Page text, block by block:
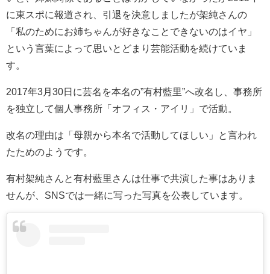
に東スポに報道され、引退を決意しましたが架純さんの
「私のためにお姉ちゃんが好きなことできないのはイヤ」
という言葉によって思いとどまり芸能活動を続けていま
す。
2017年3月30日に芸名を本名の”有村藍里”へ改名し、事務所
を独立して個人事務所「オフィス・アイリ」で活動。
改名の理由は「母親から本名で活動してほしい」と言われ
たためのようです。
有村架純さんと有村藍里さんは仕事で共演した事はありま
せんが、SNSでは一緒に写った写真を公表しています。